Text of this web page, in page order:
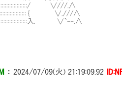
∨///.∧
{ ∨.///∧
入. ∨`‐‐.∧
： 2024/07/09(火) 21:19:09.92